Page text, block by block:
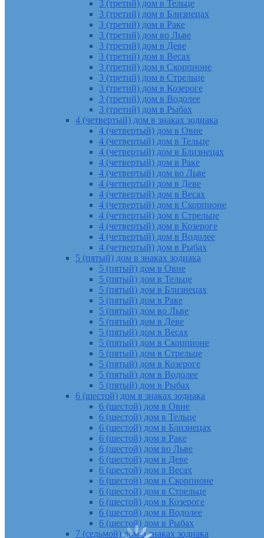
3 (третий) дом в Тельце
3 (третий) дом в Близнецах
3 (третий) дом в Раке
3 (третий) дом во Льве
3 (третий) дом в Деве
3 (третий) дом в Весах
3 (третий) дом в Скорпионе
3 (третий) дом в Стрельце
3 (третий) дом в Козероге
3 (третий) дом в Водолее
3 (третий) дом в Рыбах
4 (четвертый) дом в знаках зодиака
4 (четвертый) дом в Овне
4 (четвертый) дом в Тельце
4 (четвертый) дом в Близнецах
4 (четвертый) дом в Раке
4 (четвертый) дом во Льве
4 (четвертый) дом в Деве
4 (четвертый) дом в Весах
4 (четвертый) дом в Скорпионе
4 (четвертый) дом в Стрельце
4 (четвертый) дом в Козероге
4 (четвертый) дом в Водолее
4 (четвертый) дом в Рыбах
5 (пятый) дом в знаках зодиака
5 (пятый) дом в Овне
5 (пятый) дом в Тельце
5 (пятый) дом в Близнецах
5 (пятый) дом в Раке
5 (пятый) дом во Льве
5 (пятый) дом в Деве
5 (пятый) дом в Весах
5 (пятый) дом в Скорпионе
5 (пятый) дом в Стрельце
5 (пятый) дом в Козероге
5 (пятый) дом в Водолее
5 (пятый) дом в Рыбах
6 (шестой) дом в знаках зодиака
6 (шестой) дом в Овне
6 (шестой) дом в Тельце
6 (шестой) дом в Близнецах
6 (шестой) дом в Раке
6 (шестой) дом во Льве
6 (шестой) дом в Деве
6 (шестой) дом в Весах
6 (шестой) дом в Скорпионе
6 (шестой) дом в Стрельце
6 (шестой) дом в Козероге
6 (шестой) дом в Водолее
6 (шестой) дом в Рыбах
7 (седьмой) дом в знаках зодиака